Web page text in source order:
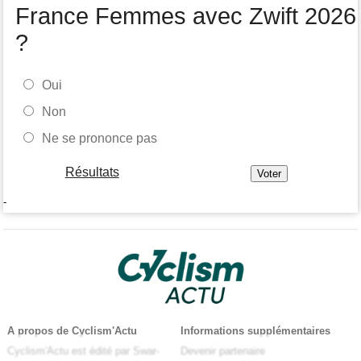
France Femmes avec Zwift 2026
?
Oui
Non
Ne se prononce pas
Résultats
-
A propos de Cyclism'Actu
Cyclism'Actu est édité par Swar-
Informations supplémentaires
Devenir partenaire